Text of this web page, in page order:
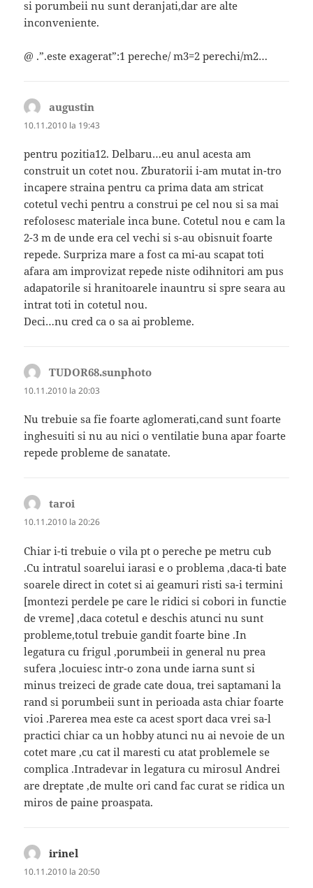
si porumbeii nu sunt deranjati,dar are alte
inconveniente.
@ .”.este exagerat”:1 pereche/ m3=2 perechi/m2…
augustin
10.11.2010 la 19:43
pentru pozitia12. Delbaru…eu anul acesta am
construit un cotet nou. Zburatorii i-am mutat in-tro
incapere straina pentru ca prima data am stricat
cotetul vechi pentru a construi pe cel nou si sa mai
refolosesc materiale inca bune. Cotetul nou e cam la
2-3 m de unde era cel vechi si s-au obisnuit foarte
repede. Surpriza mare a fost ca mi-au scapat toti
afara am improvizat repede niste odihnitori am pus
adapatorile si hranitoarele inauntru si spre seara au
intrat toti in cotetul nou.
Deci…nu cred ca o sa ai probleme.
TUDOR68.sunphoto
10.11.2010 la 20:03
Nu trebuie sa fie foarte aglomerati,cand sunt foarte
inghesuiti si nu au nici o ventilatie buna apar foarte
repede probleme de sanatate.
taroi
10.11.2010 la 20:26
Chiar i-ti trebuie o vila pt o pereche pe metru cub
.Cu intratul soarelui iarasi e o problema ,daca-ti bate
soarele direct in cotet si ai geamuri risti sa-i termini
[montezi perdele pe care le ridici si cobori in functie
de vreme] ,daca cotetul e deschis atunci nu sunt
probleme,totul trebuie gandit foarte bine .In
legatura cu frigul ,porumbeii in general nu prea
sufera ,locuiesc intr-o zona unde iarna sunt si
minus treizeci de grade cate doua, trei saptamani la
rand si porumbeii sunt in perioada asta chiar foarte
vioi .Parerea mea este ca acest sport daca vrei sa-l
practici chiar ca un hobby atunci nu ai nevoie de un
cotet mare ,cu cat il maresti cu atat problemele se
complica .Intradevar in legatura cu mirosul Andrei
are dreptate ,de multe ori cand fac curat se ridica un
miros de paine proaspata.
irinel
10.11.2010 la 20:50